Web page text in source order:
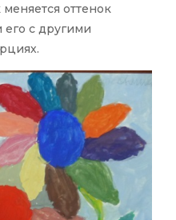
оттенок
его с другими